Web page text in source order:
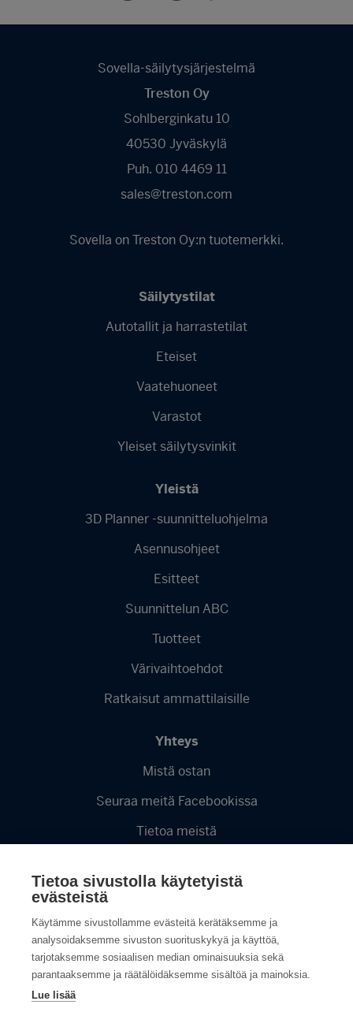
Sovella-säilytysjärjestelmä
Treston Oy
Sohlberginkatu 10
40530 Jyväskylä
Puh. 010 4469 11
sales@treston.com
Sovella on Treston Oy:n tuotemerkki.
Säilytystilat
Autotallit ja harrastetilat
Eteiset
Vaatehuoneet
Varastot
Yleiset säilytysvinkit
Yleistä
3D Planner -suunnitteluohjelma
Asennusohjeet
Esitteet
Suunnittelun ABC
Tuotteet
Värivaihtoehdot
Ratkaisut ammattilaisille
Yhteys
Mistä ostan
Seuraa meitä Facebookissa
Tietoa meistä
Tietosuojaseloste
Tietoa sivustolla käytetyistä
evästeistä
Käytämme sivustollamme evästeitä kerätäksemme ja
analysoidaksemme sivuston suorituskykyä ja käyttöä,
tarjotaksemme sosiaalisen median ominaisuuksia sekä
parantaaksemme ja räätälöidäksemme sisältöä ja mainoksia.
Lue lisää